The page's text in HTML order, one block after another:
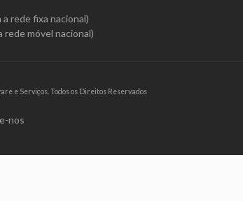
rede fixa nacional)
móvel nacional)
e Serviços. Todos os Direitos Reservados
nos